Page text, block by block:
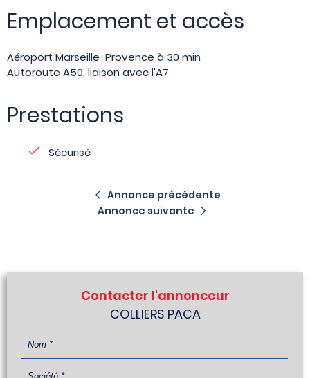
Emplacement et accès
Aéroport Marseille-Provence à 30 min
Autoroute A50, liaison avec l'A7
Prestations
Sécurisé
Annonce précédente
Annonce suivante
Contacter l'annonceur
COLLIERS PACA